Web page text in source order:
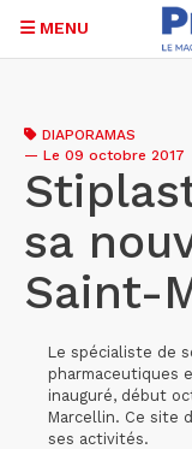
contenu
principal
MENU
DIAPORAMAS
— Le 09 octobre 2017
sa
Saint-
Le spécialiste de
pharmaceutiques
inauguré, début
Marcellin. Ce site
ses activités.